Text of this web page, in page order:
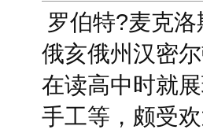
罗伯特?麦克
俄亥俄州汉密
在读高中时就
手工等，颇受